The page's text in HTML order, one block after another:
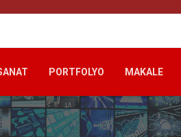
PORTFOLYO MAKALE